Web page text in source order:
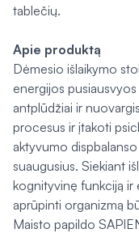
tablečių.
Apie produktą
Dėmesio išlaikymo
energijos
antplūdžiai ir
procesus ir įtakoti
aktyvumo
suaugusius. Siekiant
kognityvinę funkciją ir
aprūpinti organizmą
Maisto papildo